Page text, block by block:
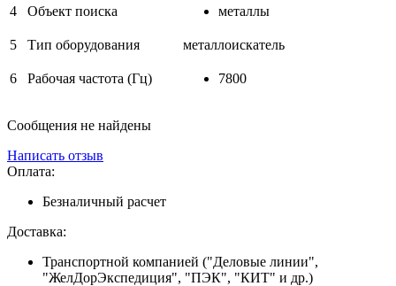
4 Объект поиска металлы
5 Тип оборудования металлоискатель
6 Рабочая частота (Гц) 7800
Сообщения не найдены
Написать отзыв
Оплата:
Безналичный расчет
Доставка:
Транспортной компанией ("Деловые линии",
"ЖелДорЭкспедиция", "ПЭК", "КИТ" и др.)